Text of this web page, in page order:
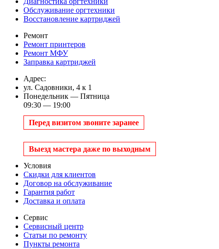
Обслуживание оргтехники
Восстановление картриджей
Ремонт
Ремонт принтеров
Ремонт МФУ
Заправка картриджей
Адрес:
ул. Садовники, 4 к 1
Понедельник — Пятница
09:30 — 19:00
Перед визитом звоните заранее
Выезд мастера даже по выходным
Условия
Скидки для клиентов
Договор на обслуживание
Гарантия работ
Доставка и оплата
Сервис
Сервисный центр
Статьи по ремонту
Пункты ремонта